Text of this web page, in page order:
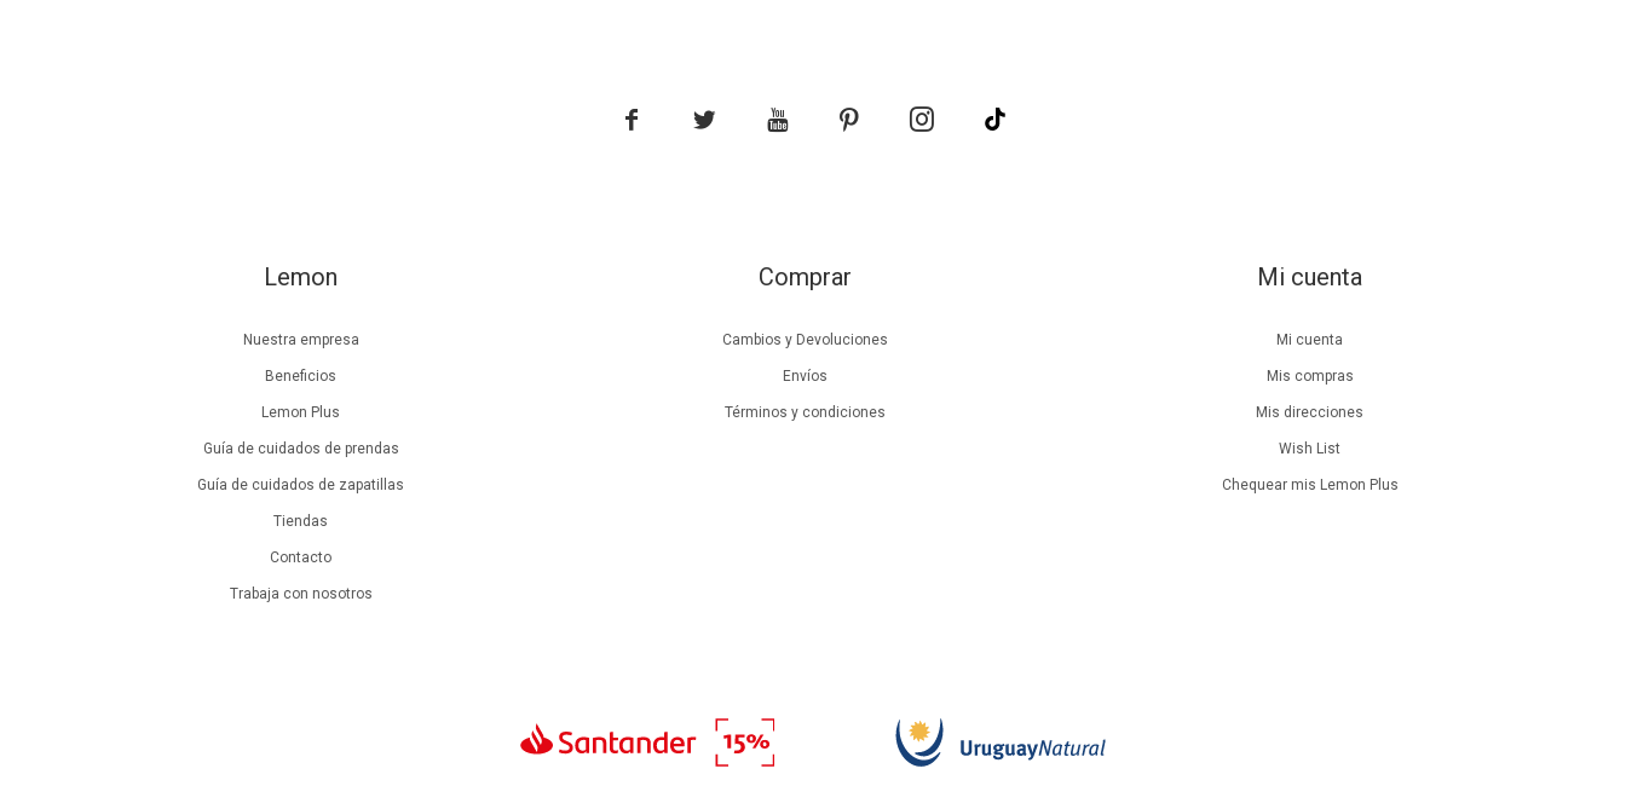
Lemon
Nuestra empresa
Beneficios
Lemon Plus
Guía de cuidados de prendas
Guía de cuidados de zapatillas
Tiendas
Contacto
Trabaja con nosotros
Comprar
Cambios y Devoluciones
Envíos
Términos y condiciones
Mi cuenta
Mi cuenta
Mis compras
Mis direcciones
Wish List
Chequear mis Lemon Plus
    